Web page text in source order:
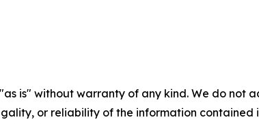
is" without warranty of any kind. We do
or reliability of the information